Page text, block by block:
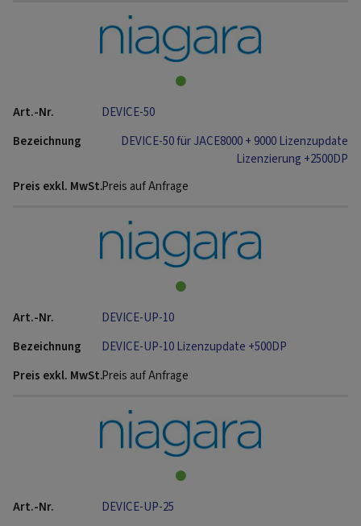
DEVICE-50
DEVICE-50 für JACE8000 + 9000 Lizenzupdate
Lizenzierung +2500DP
Preis auf Anfrage
DEVICE-UP-10
DEVICE-UP-10 Lizenzupdate +500DP
Preis auf Anfrage
DEVICE-UP-25